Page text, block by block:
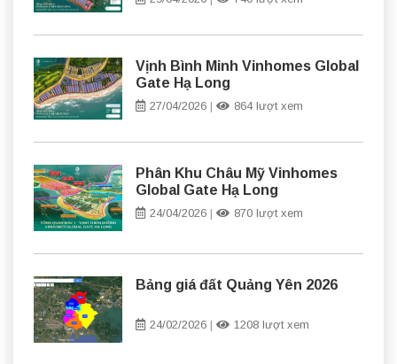
Vịnh Bình Minh Vinhomes Global
Gate Hạ Long
27/04/2026 | 864 lượt xem
Phân Khu Châu Mỹ Vinhomes
Global Gate Hạ Long
24/04/2026 | 870 lượt xem
Bảng giá đất Quảng Yên 2026
24/02/2026 | 1208 lượt xem